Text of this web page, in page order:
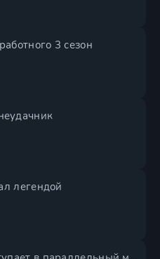
3 сезон
легендой